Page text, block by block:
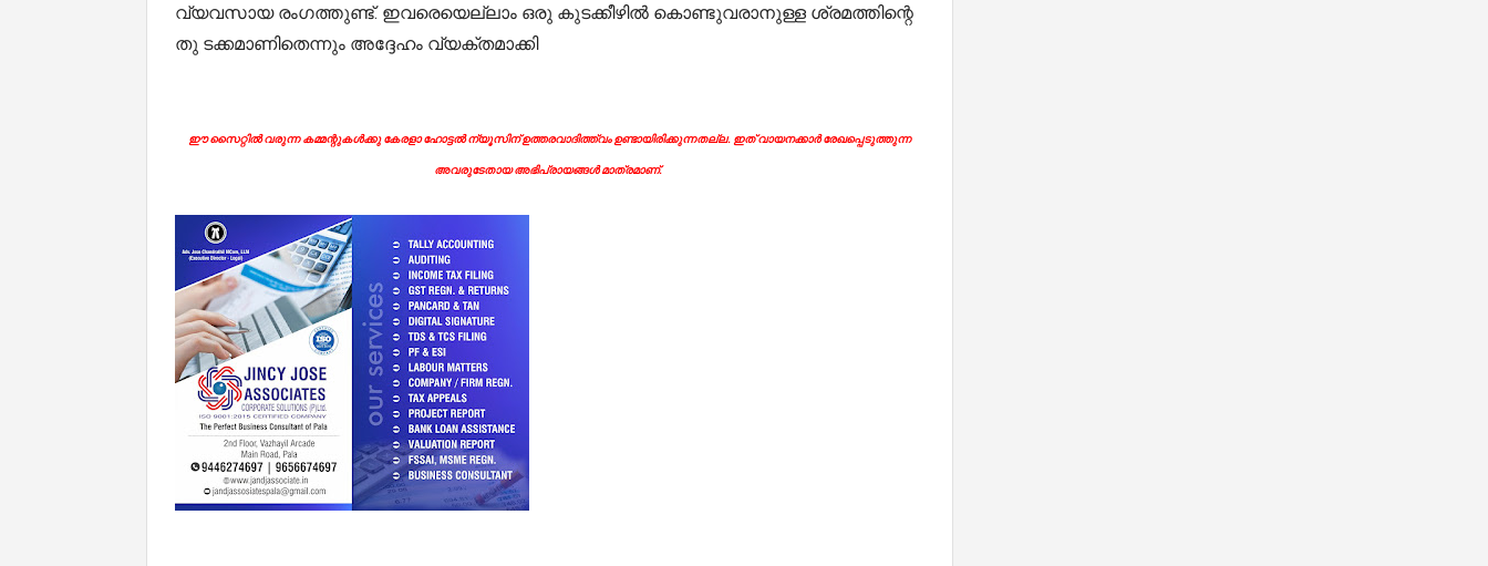
വ്യവസായ രംഗത്തുണ്ട്. ഇവരെയെല്ലാം ഒരു കുടക്കീഴിൽ കൊണ്ടുവരാനുള്ള ശ്രമത്തിന്റെ
തു ടക്കമാണിതെന്നും അദ്ദേഹം വ്യക്തമാക്കി
ഈ സൈറ്റിൽ വരുന്ന കമ്മന്റുകൾക്കു കേരളാ ഹോട്ടൽ ന്യൂസിന് ഉത്തരവാദിത്ത്വം ഉണ്ടായിരിക്കുന്നതല്ല. ഇത് വായനക്കാർ രേഖപ്പെടുത്തുന്ന
അവരുടേതായ അഭിപ്രായങ്ങൾ മാത്രമാണ്.